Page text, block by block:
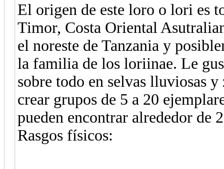
El origen de este loro o lori es
Timor, Costa Oriental
el noreste de Tanzania y
la familia de los loriinae. Le
sobre todo en selvas lluviosas
crear grupos de 5 a 20
pueden encontrar alrededor de
Rasgos físicos: